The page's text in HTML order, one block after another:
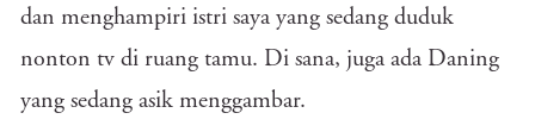
dan menghampiri istri saya yang sedang duduk
nonton tv di ruang tamu. Di sana, juga ada Daning
yang sedang asik menggambar.